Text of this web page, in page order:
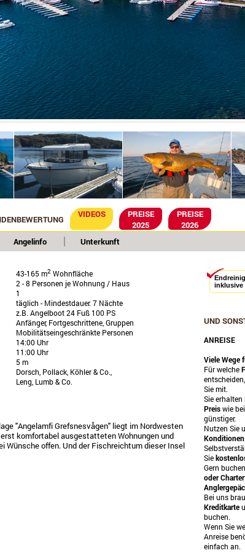
VIDEOS
PREISE
2025
PREISE
2026
Angelinfo Unterkunft
43-165 m2 Wohnfläche
2 - 8 Personen je Wohnung / Haus
1
täglich - Mindestdauer: 7 Nächte
z.B. Angelboot 24 Fuß 100 PS
Anfänger, Fortgeschrittene, Gruppen
Mobilitätseingeschränkte Personen
14:00 Uhr
11:00 Uhr
5 m
Dorsch, Pollack, Köhler & Co.,
Leng, Lumb & Co.
"Angelamfi Grefsnesvågen" liegt im Nordwesten
komfortabel ausgestatteten Wohnungen und
Wünsche offen. Und der Fischreichtum dieser Insel
inklusive
UND
ANREISE
Viele Wege
Für welche
Sie mit.
Sie erhalten
Preiswie
günstiger.
Nutzen Sie
Sie
Gern
oder
Bei uns
Kreditkarte
buchen.
Wenn Sie
Anreise
einfach an.